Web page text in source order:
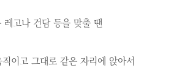
레고나 건담 등을 맞출 땐
이고 그대로 같은 자리에 앉아서